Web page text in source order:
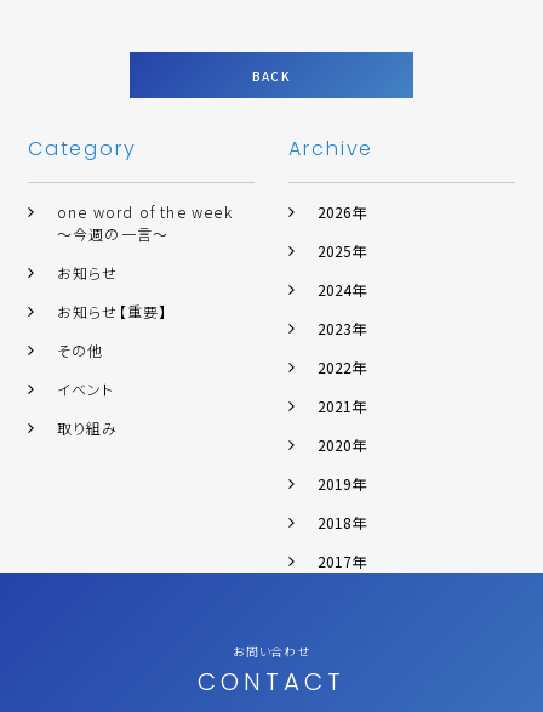
BACK
Category
one word of the week
～今週の一言～
お知らせ
お知らせ【重要】
その他
イベント
取り組み
Archive
2026年
2025年
2024年
2023年
2022年
2021年
2020年
2019年
2018年
2017年
お問い合わせ
CONTACT